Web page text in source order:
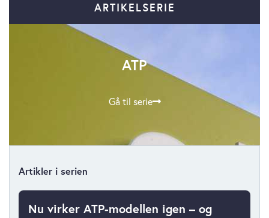
ARTIKELSERIE
ATP
Gå til serie
Artikler i serien
Nu virker ATP-modellen igen – og